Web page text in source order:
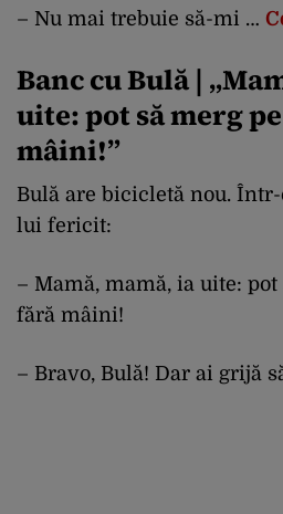
– Nu mai trebuie să-mi …
Banc cu Bulă |
uite: pot să merg
mâini!”
Bulă are bicicletă nou.
lui fericit:
– Mamă, mamă, ia uite:
fără mâini!
– Bravo, Bulă! Dar ai grijă